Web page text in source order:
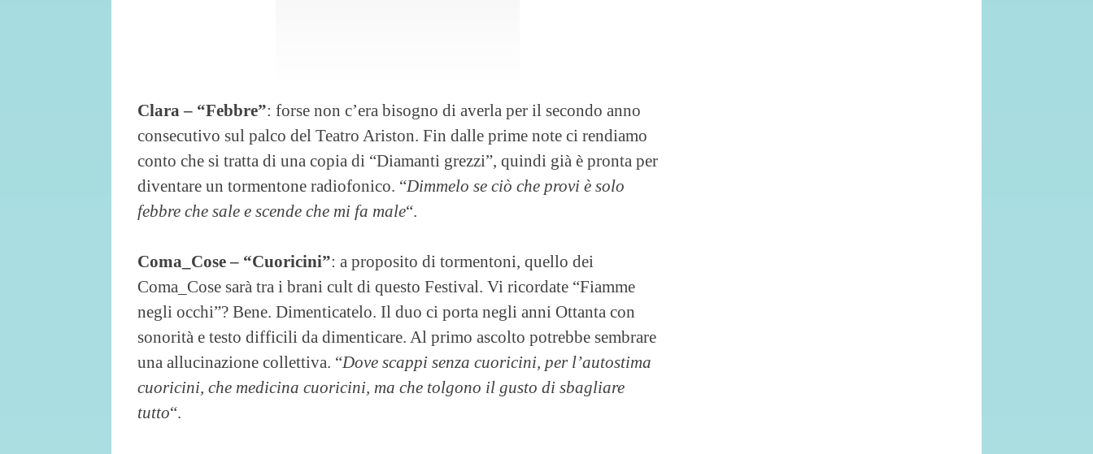
Clara – “Febbre”: forse non c’era bisogno di averla per il secondo anno
consecutivo sul palco del Teatro Ariston. Fin dalle prime note ci rendiamo
conto che si tratta di una copia di “Diamanti grezzi”, quindi già è pronta per
diventare un tormentone radiofonico. “Dimmelo se ciò che provi è solo
febbre che sale e scende che mi fa male“.
Coma_Cose – “Cuoricini”: a proposito di tormentoni, quello dei
Coma_Cose sarà tra i brani cult di questo Festival. Vi ricordate “Fiamme
negli occhi”? Bene. Dimenticatelo. Il duo ci porta negli anni Ottanta con
sonorità e testo difficili da dimenticare. Al primo ascolto potrebbe sembrare
una allucinazione collettiva. “Dove scappi senza cuoricini, per l’autostima
cuoricini, che medicina cuoricini, ma che tolgono il gusto di sbagliare
tutto“.